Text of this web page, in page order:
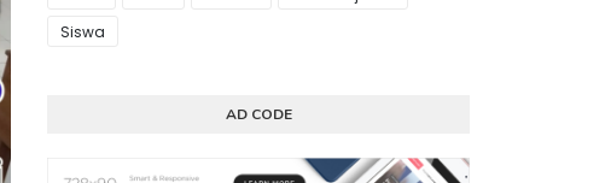
Siswa
AD CODE